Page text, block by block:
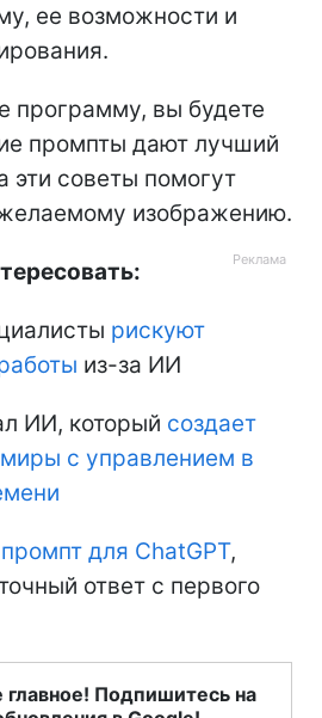
ее возможности и
программу, вы будете
промпты дают лучший
эти советы помогут
изображению.
рискуют
из-за ИИ
ИИ, который создает
с управлением в
для ChatGPT,
ответ с первого
главное! Подпишитесь на